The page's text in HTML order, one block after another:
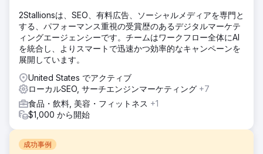
2Stallionsは、SEO、有料広告、ソーシャルメディアを専門と
する、パフォーマンス重視の受賞歴のあるデジタルマーケテ
ィングエージェンシーです。チームはワークフロー全体にAI
を統合し、よりスマートで迅速かつ効率的なキャンペーンを
展開しています。
United States でアクティブ
ローカルSEO, サーチエンジンマーケティング +7
食品・飲料, 美容・フィットネス +1
$1,000 から開始
成功事例